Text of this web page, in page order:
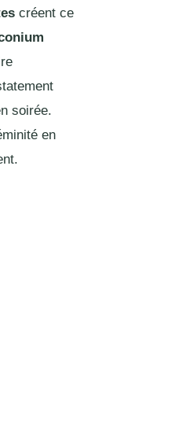
créent ce
soirée.
en